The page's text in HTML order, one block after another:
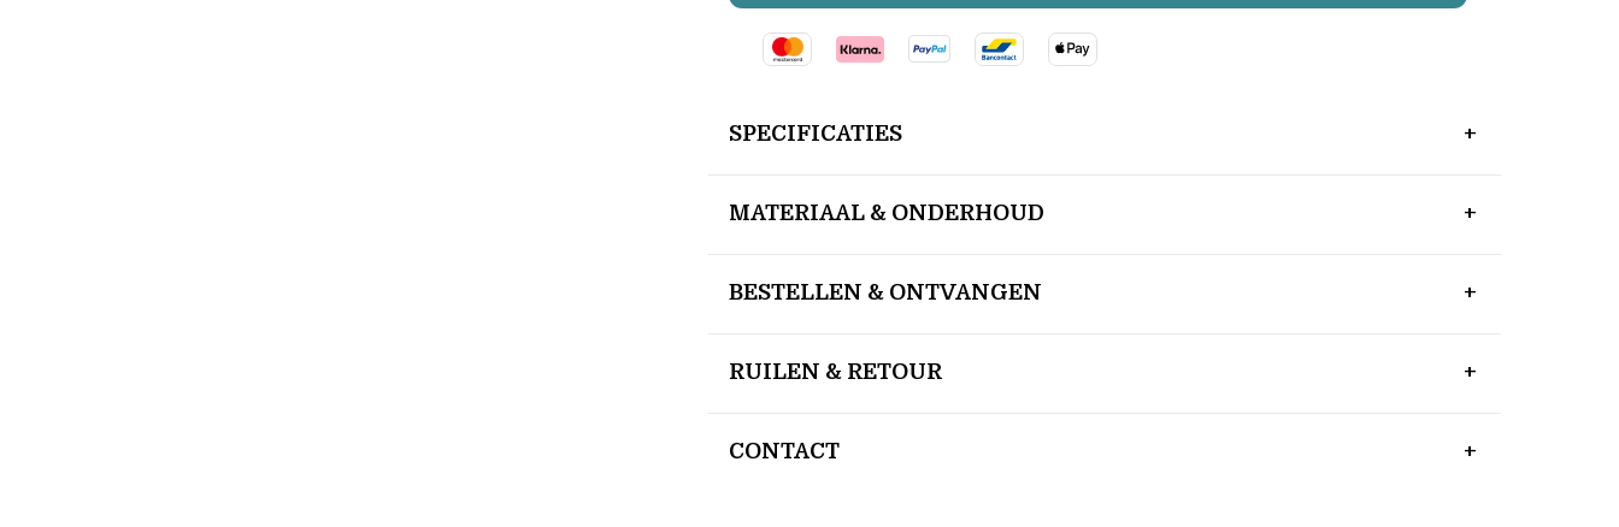
SPECIFICATIES
MATERIAAL & ONDERHOUD
BESTELLEN & ONTVANGEN
RUILEN & RETOUR
CONTACT